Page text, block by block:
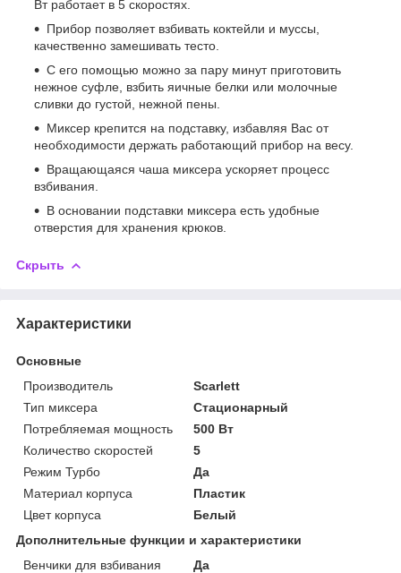
Вт работает в 5 скоростях.
Прибор позволяет взбивать коктейли и муссы,
качественно замешивать тесто.
С его помощью можно за пару минут приготовить
нежное суфле, взбить яичные белки или молочные
сливки до густой, нежной пены.
Миксер крепится на подставку, избавляя Вас от
необходимости держать работающий прибор на весу.
Вращающаяся чаша миксера ускоряет процесс
взбивания.
В основании подставки миксера есть удобные
отверстия для хранения крюков.
Скрыть
Характеристики
Основные
Производитель
Scarlett
Тип миксера
Стационарный
Потребляемая мощность
500 Вт
Количество скоростей
5
Режим Турбо
Да
Материал корпуса
Пластик
Цвет корпуса
Белый
Дополнительные функции и характеристики
Венчики для взбивания
Да